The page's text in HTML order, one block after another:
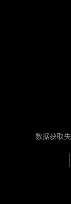
数据获取